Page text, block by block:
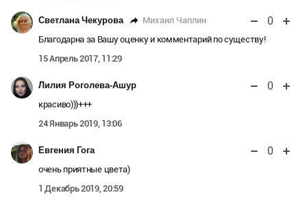
Светлана Чекурова Михаил Чаплин 0
Благодарна за Вашу оценку и комментарий по существу!
15 Апрель 2017, 11:29
Лилия Роголева-Ашур 0
красиво)))+++
24 Январь 2019, 13:06
Евгения Гога 0
очень приятные цвета)
1 Декабрь 2019, 20:59